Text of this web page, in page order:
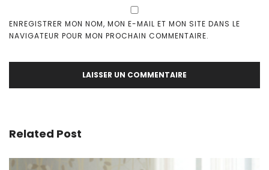
ENREGISTRER MON NOM, MON E-MAIL ET MON SITE DANS LE
NAVIGATEUR POUR MON PROCHAIN COMMENTAIRE.
Related Post